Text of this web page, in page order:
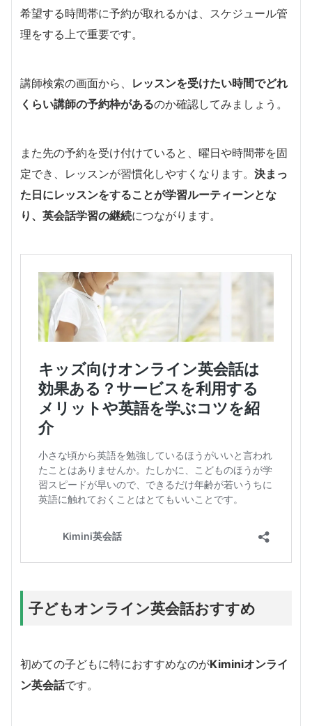
希望する時間帯に予約が取れるかは、スケジュール管
理をする上で重要です。
講師検索の画面から、 レッスンを受けたい時間でどれ
くらい講師の予約枠があるのか確認してみましょう。
また先の予約を受け付けていると、曜日や時間帯を固
定でき、レッスンが習慣化しやすくなります。 決まっ
た日にレッスンをすることが学習ルーティーンとな
り、英会話学習の継続につながります。
子どもオンライン英会話おすすめ
初めての子どもに特におすすめなのがKiminiオンライ
ン英会話です。